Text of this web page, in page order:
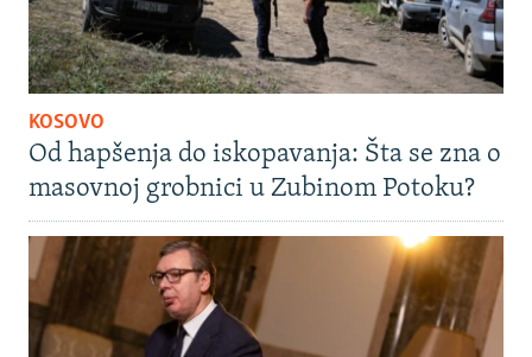
KOSOVO
Od hapšenja do iskopavanja: Šta se zna o
masovnoj grobnici u Zubinom Potoku?